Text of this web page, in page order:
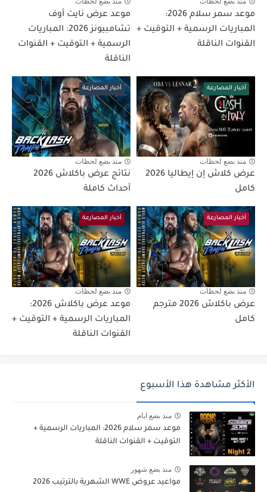
موعد سمر سلام 2026:
المباريات الرسمية + التوقيت +
القنوات الناقلة
موعد عرض نايت أوف
تشامبيونز 2026: المباريات
الرسمية + التوقيت + القنوات
الناقلة
أخبار المصارعة
منذ بضع لحظات
عرض كلاش إن إيطاليا 2026
كامل
أخبار المصارعة
منذ بضع لحظات
نتائج عرض باكلاش 2026
أحداث كاملة
أخبار المصارعة
منذ بضع لحظات
عرض باكلاش 2026 مترجم
كامل
أخبار المصارعة
منذ بضع لحظات
موعد عرض باكلاش 2026:
المباريات الرسمية + التوقيت +
القنوات الناقلة
الأكثر مشاهدة هذا الأسبوع
منذ بضع ايام
موعد سمر سلام 2026: المباريات الرسمية +
التوقيت + القنوات الناقلة
منذ بضع شهور
مواعيد عروض WWE الشهرية بالترتيب 2026